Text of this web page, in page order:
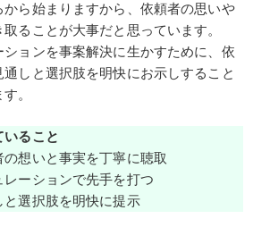
から始まりますから、依頼者の思いや
ることが大事だと思っています。
ションを事案解決に生かすために、依
しと選択肢を明快にお示しすること
。
いること
の想いと事実を丁寧に聴取
レーションで先手を打つ
と選択肢を明快に提示